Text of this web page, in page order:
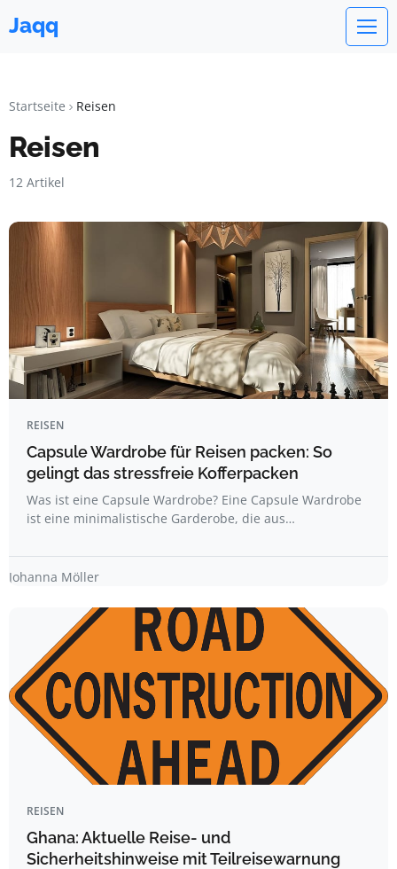
Jaqq
Startseite Reisen
Reisen
12 Artikel
REISEN
Capsule Wardrobe für Reisen packen: So
gelingt das stressfreie Kofferpacken
Was ist eine Capsule Wardrobe? Eine Capsule Wardrobe
ist eine minimalistische Garderobe, die aus…
Johanna Möller
REISEN
Ghana: Aktuelle Reise- und
Sicherheitshinweise mit Teilreisewarnung